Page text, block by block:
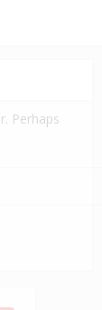
Perhaps